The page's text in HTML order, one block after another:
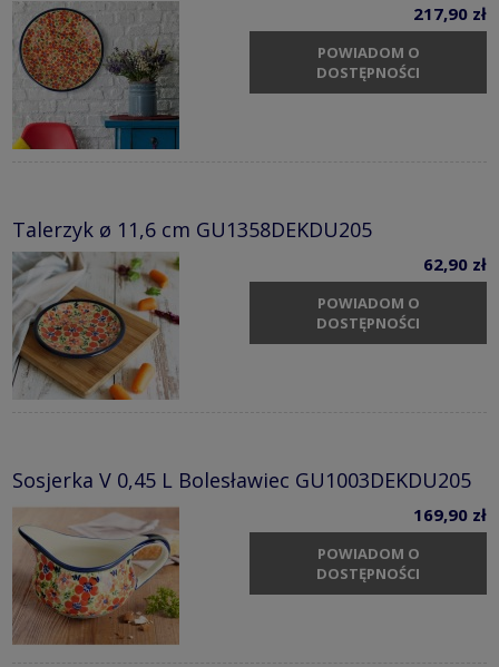
217,90 zł
POWIADOM O
DOSTĘPNOŚCI
Talerzyk ø 11,6 cm GU1358DEKDU205
62,90 zł
POWIADOM O
DOSTĘPNOŚCI
Sosjerka V 0,45 L Bolesławiec GU1003DEKDU205
169,90 zł
POWIADOM O
DOSTĘPNOŚCI